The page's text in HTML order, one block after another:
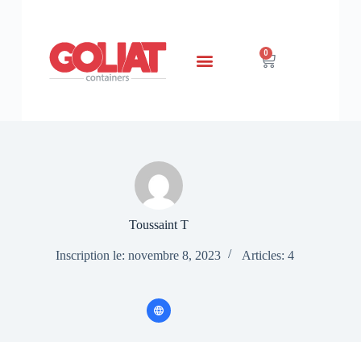
0
Toussaint T
Inscription le: novembre 8, 2023 Articles: 4